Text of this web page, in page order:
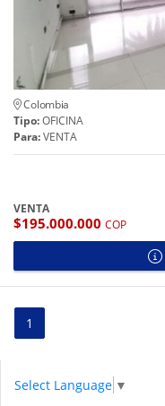
Colombia
Tipo:OFICINA
Para:VENTA
VENTA
$195.000.000 COP
1
Select Language ▼